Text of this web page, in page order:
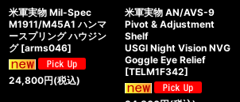
米軍実物 Mil-Spec
M1911/M45A1 ハンマ
ースプリング ハウジン
グ [arms046]
24,800円(税込)
米軍実物 AN/AVS-9
Pivot & Adjustment
Shelf
USGI Night Vision NVG
Goggle Eye Relief
[TELM1F342]